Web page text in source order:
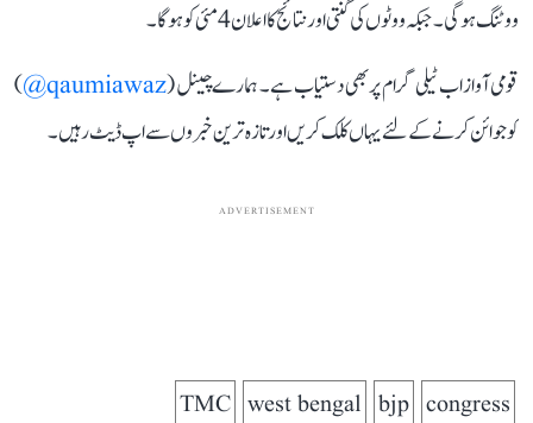
ووٹنگ ہوگی۔ جبکہ ووٹوں کی گنتی اور نتائج کا اعلان 4 مئی کو ہوگا۔
قومی آواز اب ٹیلی گرام پر بھی دستیاب ہے۔ ہمارے چینل (qaumiawaz@
)
کو جوائن کرنے کے لئے یہاں کلک کریں اور تازہ ترین خبروں سے اپ ڈیٹ رہیں۔
ADVERTISEMENT
congress
bjp
west bengal
TMC